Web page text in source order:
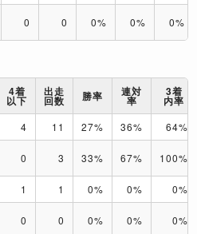
0 0 0% 0% 0%
4着
以下
出走
回数 勝率 連対
率
3着
内率
4 11 27% 36% 64%
0 3 33% 67% 100%
1 1 0% 0% 0%
0 0 0% 0% 0%